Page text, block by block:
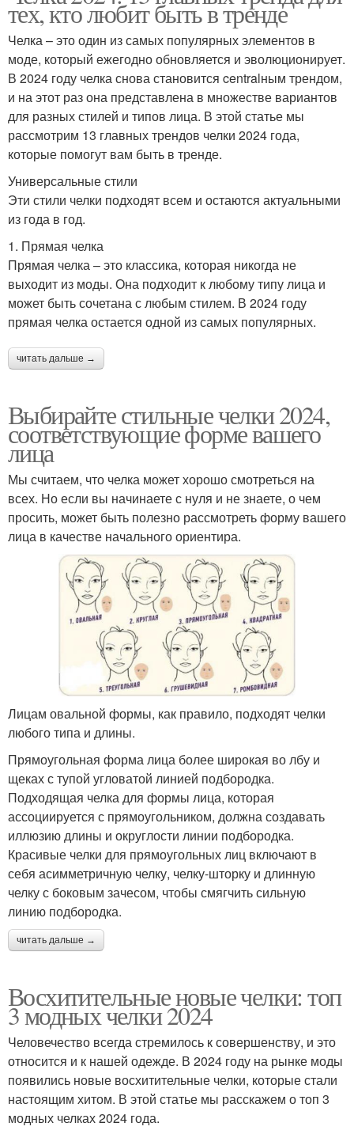
тех, кто любит быть в тренде
Челка – это один из самых популярных элементов в
моде, который ежегодно обновляется и эволюционирует.
В 2024 году челка снова становится centralным трендом,
и на этот раз она представлена в множестве вариантов
для разных стилей и типов лица. В этой статье мы
рассмотрим 13 главных трендов челки 2024 года,
которые помогут вам быть в тренде.
Универсальные стили
Эти стили челки подходят всем и остаются актуальными
из года в год.
1. Прямая челка
Прямая челка – это классика, которая никогда не
выходит из моды. Она подходит к любому типу лица и
может быть сочетана с любым стилем. В 2024 году
прямая челка остается одной из самых популярных.
читать дальше →
Выбирайте стильные челки 2024,
соответствующие форме вашего
лица
Мы считаем, что челка может хорошо смотреться на
всех. Но если вы начинаете с нуля и не знаете, о чем
просить, может быть полезно рассмотреть форму вашего
лица в качестве начального ориентира.
Лицам овальной формы, как правило, подходят челки
любого типа и длины.
Прямоугольная форма лица более широкая во лбу и
щеках с тупой угловатой линией подбородка.
Подходящая челка для формы лица, которая
ассоциируется с прямоугольником, должна создавать
иллюзию длины и округлости линии подбородка.
Красивые челки для прямоугольных лиц включают в
себя асимметричную челку, челку-шторку и длинную
челку с боковым зачесом, чтобы смягчить сильную
линию подбородка.
читать дальше →
Восхитительные новые челки: топ
3 модных челки 2024
Человечество всегда стремилось к совершенству, и это
относится и к нашей одежде. В 2024 году на рынке моды
появились новые восхитительные челки, которые стали
настоящим хитом. В этой статье мы расскажем о топ 3
модных челках 2024 года.